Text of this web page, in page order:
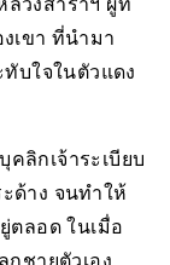
วงสาราฯ ผู้ที่
เขา ที่นำมา
บใจในตัวแดง
ลิกเจ้าระเบียบ
ด้าง จนทำให้
ตลอด ในเมื่อ